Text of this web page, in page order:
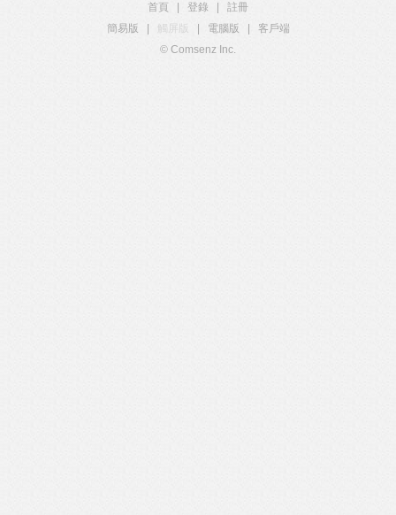
首頁 登錄
註冊
簡易版
觸屏版 電腦版
客戶端
© Comsenz Inc.